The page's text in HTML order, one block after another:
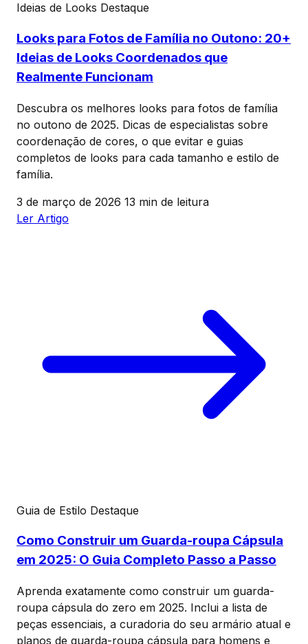
Ideias de Looks Destaque
Looks para Fotos de Família no Outono: 20+
Ideias de Looks Coordenados que
Realmente Funcionam
Descubra os melhores looks para fotos de família
no outono de 2025. Dicas de especialistas sobre
coordenação de cores, o que evitar e guias
completos de looks para cada tamanho e estilo de
família.
3 de março de 2026 13 min de leitura
Ler Artigo
Guia de Estilo Destaque
Como Construir um Guarda-roupa Cápsula
em 2025: O Guia Completo Passo a Passo
Aprenda exatamente como construir um guarda-
roupa cápsula do zero em 2025. Inclui a lista de
peças essenciais, a curadoria do seu armário atual e
planos de guarda-roupa cápsula para homens e